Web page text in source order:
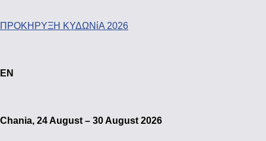
ΠΡΟΚΗΡΥΞΗ ΚΥΔΩΝίΑ 2026
EN
Chania, 24 August – 30 August 2026